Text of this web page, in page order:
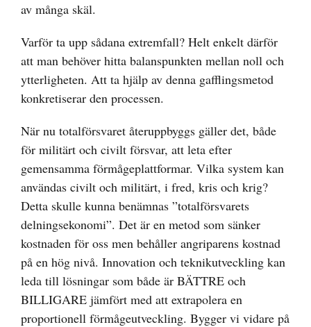
av många skäl.
Varför ta upp sådana extremfall? Helt enkelt därför
att man behöver hitta balanspunkten mellan noll och
ytterligheten. Att ta hjälp av denna gafflingsmetod
konkretiserar den processen.
När nu totalförsvaret återuppbyggs gäller det, både
för militärt och civilt försvar, att leta efter
gemensamma förmågeplattformar. Vilka system kan
användas civilt och militärt, i fred, kris och krig?
Detta skulle kunna benämnas ”totalförsvarets
delningsekonomi”. Det är en metod som sänker
kostnaden för oss men behåller angriparens kostnad
på en hög nivå. Innovation och teknikutveckling kan
leda till lösningar som både är BÄTTRE och
BILLIGARE jämfört med att extrapolera en
proportionell förmågeutveckling. Bygger vi vidare på